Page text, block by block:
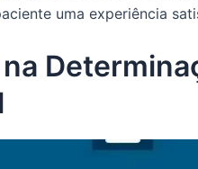
uma experiência